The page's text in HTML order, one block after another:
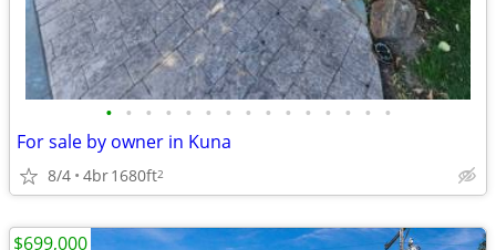
• • • • • • • • • • • • • • •
For sale by owner in Kuna
8/4 4br1680ft2
$699,000